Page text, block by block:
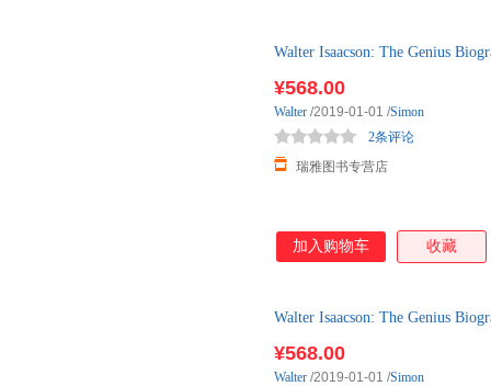
humane traditions of the old
nineteen of which have never
1900, marks the first appearance
of the 20th Century. No less
Walter Isaacson: The Genius
¥568.00
瑞雅图书专营店
2条评论
Walter /2019-01-01 /Simon
加入购物车 收藏
Walter Isaacson: The Genius
¥568.00
Walter /2019-01-01 /Simon